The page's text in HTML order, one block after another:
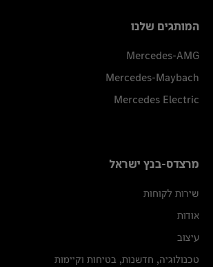
המותגים שלנו
Mercedes-AMG
Mercedes-Maybach
Mercedes Electric
מרצדס-בנץ ישראל
שירות לקוחות
אודות
עיצוב
טכנולוגיה, חדשנות, בטיחות וקיימות